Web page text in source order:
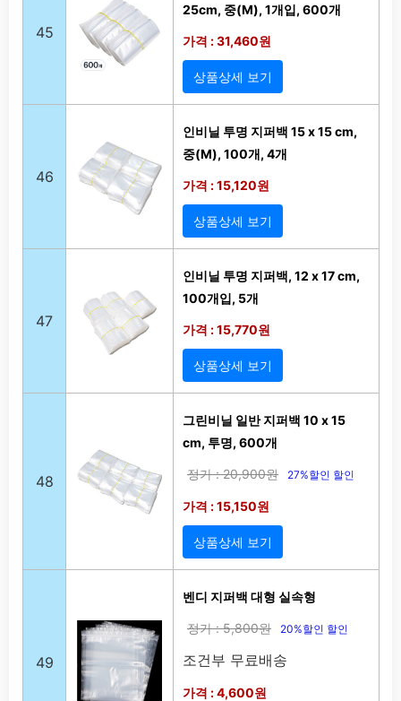
45
25cm, 중(M), 1개입, 600개
가격 : 31,460원
상품상세 보기
46
인비닐 투명 지퍼백 15 x 15 cm,
중(M), 100개, 4개
가격 : 15,120원
상품상세 보기
47
인비닐 투명 지퍼백, 12 x 17 cm,
100개입, 5개
가격 : 15,770원
상품상세 보기
48
그린비닐 일반 지퍼백 10 x 15
cm, 투명, 600개
정가 : 20,900원 27%할인 할인
가격 : 15,150원
상품상세 보기
49
벤디 지퍼백 대형 실속형
정가 : 5,800원 20%할인 할인
조건부 무료배송
가격 : 4,600원